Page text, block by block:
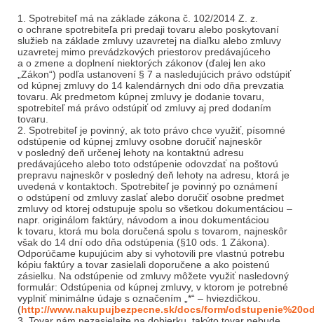
1. Spotrebiteľ má na základe zákona č. 102/2014 Z. z.
o ochrane spotrebiteľa pri predaji tovaru alebo poskytovaní
služieb na základe zmluvy uzavretej na diaľku alebo zmluvy
uzavretej mimo prevádzkových priestorov predávajúceho
a o zmene a doplnení niektorých zákonov (ďalej len ako
„Zákon“) podľa ustanovení § 7 a nasledujúcich právo odstúpiť
od kúpnej zmluvy do 14 kalendárnych dni odo dňa prevzatia
tovaru. Ak predmetom kúpnej zmluvy je dodanie tovaru,
spotrebiteľ má právo odstúpiť od zmluvy aj pred dodaním
tovaru.
2. Spotrebiteľ je povinný, ak toto právo chce využiť, písomné
odstúpenie od kúpnej zmluvy osobne doručiť najneskôr
v posledný deň určenej lehoty na kontaktnú adresu
predávajúceho alebo toto odstúpenie odovzdať na poštovú
prepravu najneskôr v posledný deň lehoty na adresu, ktorá je
uvedená v kontaktoch. Spotrebiteľ je povinný po oznámení
o odstúpení od zmluvy zaslať alebo doručiť osobne predmet
zmluvy od ktorej odstupuje spolu so všetkou dokumentáciou –
napr. originálom faktúry, návodom a inou dokumentáciou
k tovaru, ktorá mu bola doručená spolu s tovarom, najneskôr
však do 14 dní odo dňa odstúpenia (§10 ods. 1 Zákona).
Odporúčame kupujúcim aby si vyhotovili pre vlastnú potrebu
kópiu faktúry a tovar zasielali doporučene a ako poistenú
zásielku. Na odstúpenie od zmluvy môžete využiť nasledovný
formulár: Odstúpenia od kúpnej zmluvy, v ktorom je potrebné
vyplniť minimálne údaje s označením „*“ – hviezdičkou.
(http://www.nakupujbezpecne.sk/docs/form/